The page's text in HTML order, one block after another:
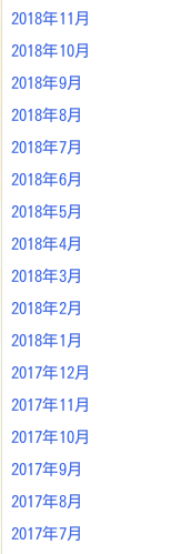
2018年11月
2018年10月
2018年9月
2018年8月
2018年7月
2018年6月
2018年5月
2018年4月
2018年3月
2018年2月
2018年1月
2017年12月
2017年11月
2017年10月
2017年9月
2017年8月
2017年7月